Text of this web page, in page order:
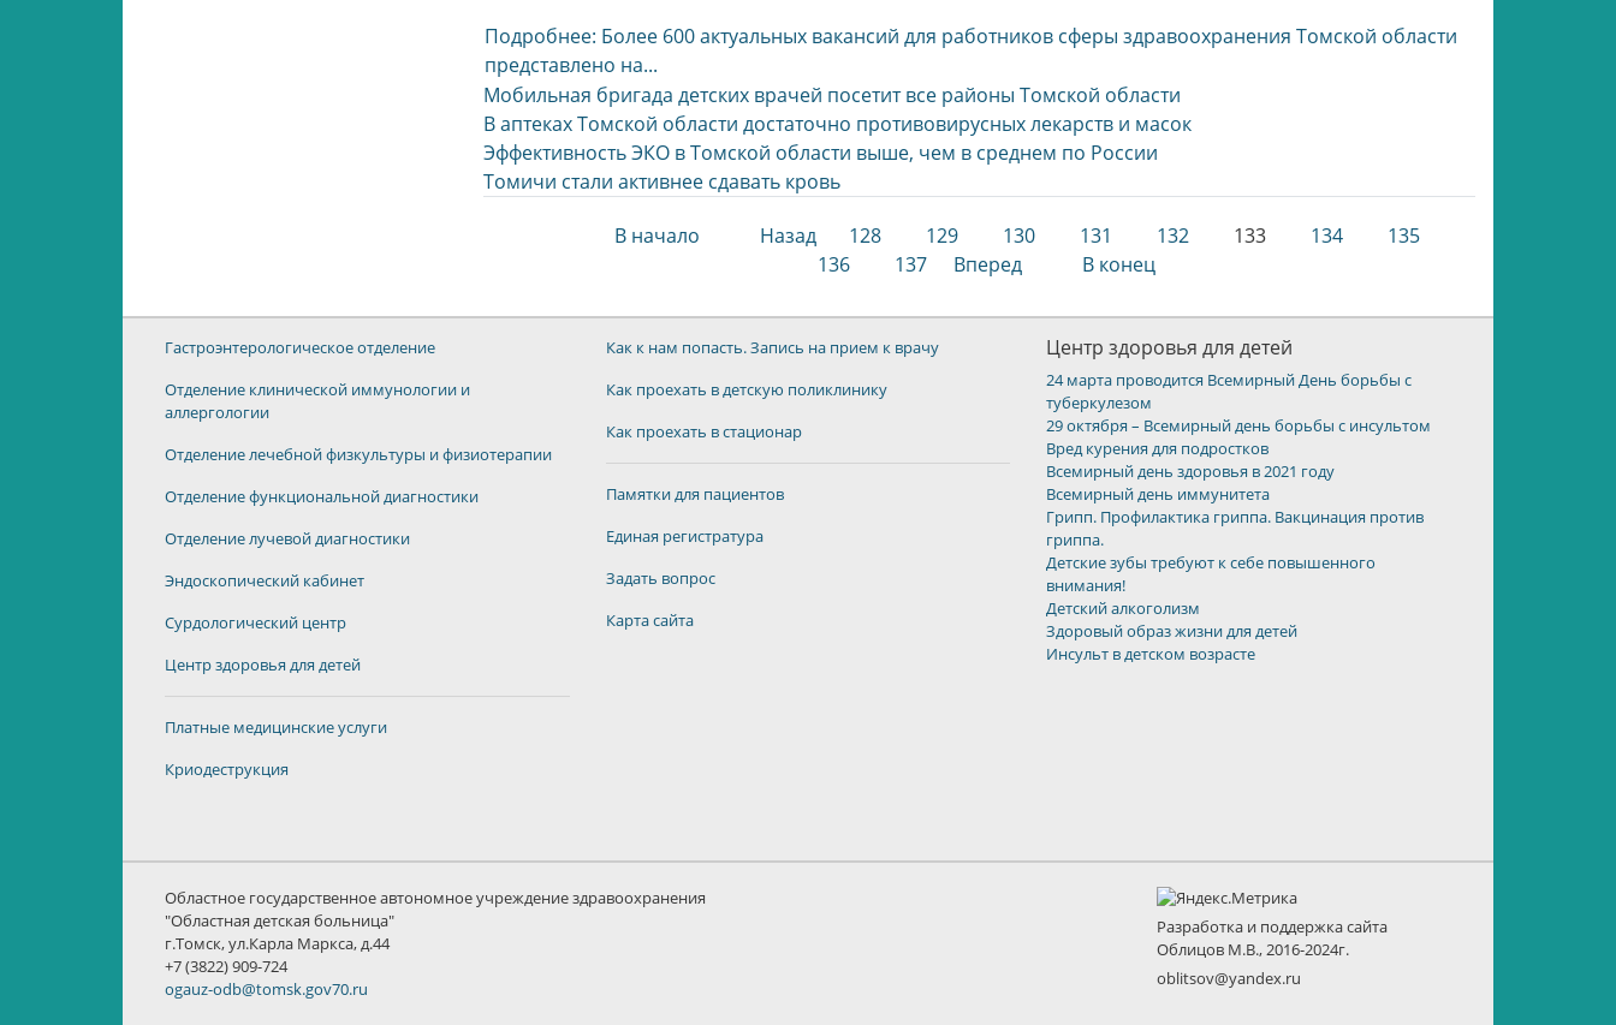
Подробнее: Более 600 актуальных вакансий для работников сферы здравоохранения Томской области
представлено на...
Мобильная бригада детских врачей посетит все районы Томской области
В аптеках Томской области достаточно противовирусных лекарств и масок
Эффективность ЭКО в Томской области выше, чем в среднем по России
Томичи стали активнее сдавать кровь
В начало Назад 128 129 130 131 132 133 134
135
136
137 Вперед В конец
Гастроэнтерологическое отделение
Отделение клинической иммунологии и
аллергологии
Отделение лечебной физкультуры и физиотерапии
Отделение функциональной диагностики
Отделение лучевой диагностики
Эндоскопический кабинет
Сурдологический центр
Центр здоровья для детей
Платные медицинские услуги
Криодеструкция
Как к нам попасть. Запись на прием к врачу
Как проехать в детскую поликлинику
Как проехать в стационар
Памятки для пациентов
Единая регистратура
Задать вопрос
Карта сайта
Центр здоровья для детей
24 марта проводится Всемирный День борьбы с
туберкулезом
29 октября – Всемирный день борьбы с инсультом
Вред курения для подростков
Всемирный день здоровья в 2021 году
Всемирный день иммунитета
Грипп. Профилактика гриппа. Вакцинация против
гриппа.
Детские зубы требуют к себе повышенного
внимания!
Детский алкоголизм
Здоровый образ жизни для детей
Инсульт в детском возрасте
Областное государственное автономное учреждение здравоохранения
"Областная детская больница"
г.Томск, ул.Карла Маркса, д.44
+7 (3822) 909-724
ogauz-odb@tomsk.gov70.ru
Разработка и поддержка сайта
Облицов М.В., 2016-2024г.
oblitsov@yandex.ru